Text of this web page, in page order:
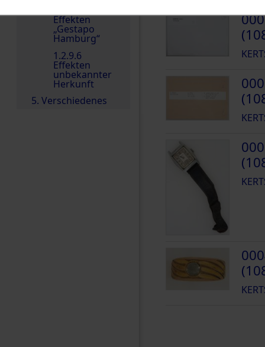
Effekten
„Gestapo
Hamburg“
1.2.9.6
Effekten
unbekannter
Herkunft
5. Verschiedenes